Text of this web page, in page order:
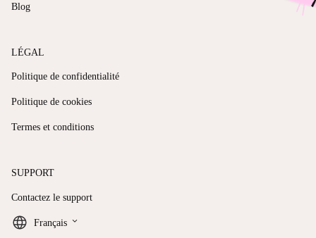
Blog
LÉGAL
Politique de confidentialité
Politique de cookies
Termes et conditions
SUPPORT
Contactez le support
Français keyboard_arrow_down